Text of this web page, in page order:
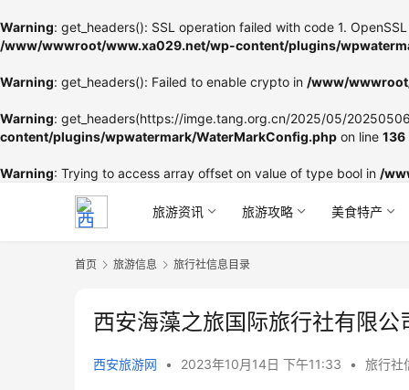
Warning: get_headers(): SSL operation failed with code 1.
/www/wwwroot/www.xa029.net/wp-content/plugins/
Warning: get_headers(): Failed to enable crypto in /www/
Warning: get_headers(https://imge.tang.org.cn/2025/05/
content/plugins/wpwatermark/WaterMarkConfig.php on line 136
Warning: Trying to access array offset on value of type bool in /
旅游资讯 旅游攻略 美食特产
首页 旅游信息 旅行社信息目录
西安海藻之旅国际旅行社有限公
西安旅游网 • 2023年10月14日 下午11:33 • 旅行社